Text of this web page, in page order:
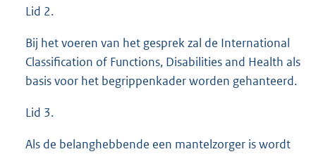
Lid 2.
Bij het voeren van het gesprek zal de International
Classification of Functions, Disabilities and Health als
basis voor het begrippenkader worden gehanteerd.
Lid 3.
Als de belanghebbende een mantelzorger is wordt